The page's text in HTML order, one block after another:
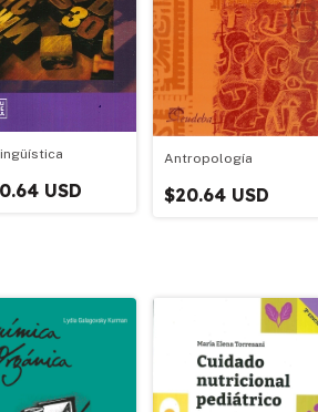
USD
Antropología
$20.64 USD